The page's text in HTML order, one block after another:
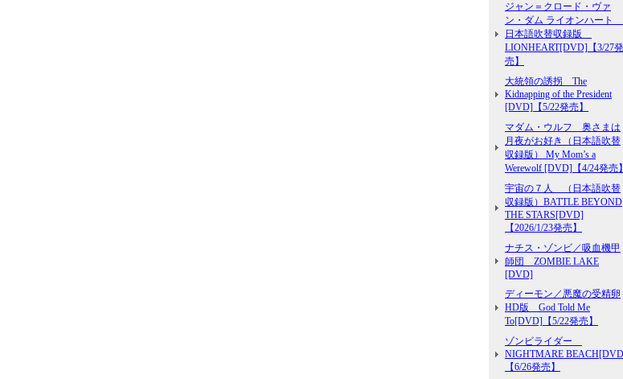
ジャン＝クロード・ヴァ
ン・ダム ライオンハート
日本語吹替収録版
LIONHEART[DVD]【3/27発
売】
大統領の誘拐 The
Kidnapping of the President
[DVD]【5/22発売】
マダム・ウルフ 奥さまは
月夜がお好き（日本語吹替
収録版） My Mom’s a
Werewolf [DVD]【4/24発売】
宇宙の７人 （日本語吹替
収録版）BATTLE BEYOND
THE STARS[DVD]
【2026/1/23発売】
ナチス・ゾンビ／吸血機甲
師団 ZOMBIE LAKE
[DVD]
ディーモン／悪魔の受精卵
HD版 God Told Me
To[DVD]【5/22発売】
ゾンビライダー
NIGHTMARE
【6/26発売】